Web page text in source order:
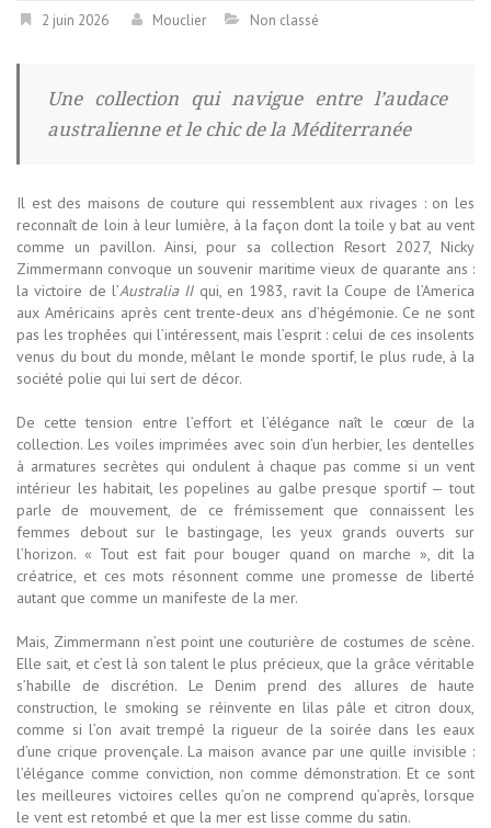
2 juin 2026 Mouclier Non classé
Une collection qui navigue entre l’audace
australienne et le chic de la Méditerranée
Il est des maisons de couture qui ressemblent aux rivages : on les
reconnaît de loin à leur lumière, à la façon dont la toile y bat au vent
comme un pavillon. Ainsi, pour sa collection Resort 2027, Nicky
Zimmermann convoque un souvenir maritime vieux de quarante ans :
la victoire de l’Australia IIqui, en 1983, ravit la Coupe de l’America
aux Américains après cent trente-deux ans d’hégémonie. Ce ne sont
pas les trophées qui l’intéressent, mais l’esprit : celui de ces insolents
venus du bout du monde, mêlant le monde sportif, le plus rude, à la
société polie qui lui sert de décor.
De cette tension entre l’effort et l’élégance naît le cœur de la
collection. Les voiles imprimées avec soin d’un herbier, les dentelles
à armatures secrètes qui ondulent à chaque pas comme si un vent
intérieur les habitait, les popelines au galbe presque sportif — tout
parle de mouvement, de ce frémissement que connaissent les
femmes debout sur le bastingage, les yeux grands ouverts sur
l’horizon. « Tout est fait pour bouger quand on marche », dit la
créatrice, et ces mots résonnent comme une promesse de liberté
autant que comme un manifeste de la mer.
Mais, Zimmermann n’est point une couturière de costumes de scène.
Elle sait, et c’est là son talent le plus précieux, que la grâce véritable
s’habille de discrétion. Le Denim prend des allures de haute
construction, le smoking se réinvente en lilas pâle et citron doux,
comme si l’on avait trempé la rigueur de la soirée dans les eaux
d’une crique provençale. La maison avance par une quille invisible :
l’élégance comme conviction, non comme démonstration. Et ce sont
les meilleures victoires celles qu’on ne comprend qu’après, lorsque
le vent est retombé et que la mer est lisse comme du satin.